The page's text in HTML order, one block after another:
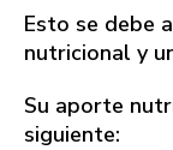
Esto se debe
nutricional y
Su aporte
siguiente: